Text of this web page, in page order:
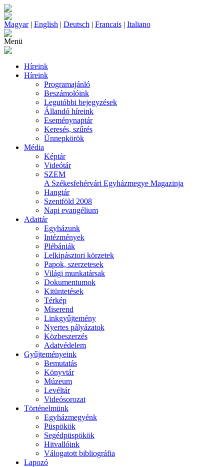
Magyar| English | Deutsch | Francais | Italiano
Menü
Híreink
Híreink
Programajánló
Beszámolóink
Legutóbbi bejegyzések
Állandó híreink
Eseménynaptár
Keresés, szűrés
Ünnepkörök
Média
Képtár
Videótár
SZEM
A Székesfehérvári Egyházmegye Magazinja
Hangtár
Szentföld 2008
Napi evangélium
Adattár
Egyházunk
Intézmények
Plébániák
Lelkipásztori körzetek
Papok, szerzetesek
Világi munkatársak
Dokumentumok
Kitüntetések
Térkép
Miserend
Linkgyűjtemény
Nyertes pályázatok
Közbeszerzés
Adatvédelem
Gyűjteményeink
Bemutatás
Könyvtár
Múzeum
Levéltár
Videósorozat
Történelmünk
Egyházmegyénk
Püspökök
Segédpüspökök
Hitvallóink
Válogatott bibliográfia
Lapozó